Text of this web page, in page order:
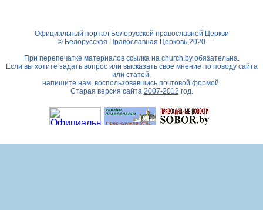
Официальный портал Белорусской православной Церкви
© Белорусская Православная Церковь 2020
При перепечатке материалов ссылка на church.byобязательна.
Если вы хотите задать вопрос или высказать свое мнение по поводу сайта
или статей,
напишите нам, воспользовавшись почтовой формой.
Старая версия сайта 2007-2012 год.